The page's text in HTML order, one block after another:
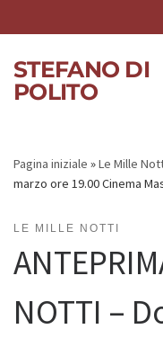
STEFANO DI
POLITO
Pagina iniziale »Le Mille
marzo ore 19.00 Cinema
LE MILLE NOTTI
NOTTI –